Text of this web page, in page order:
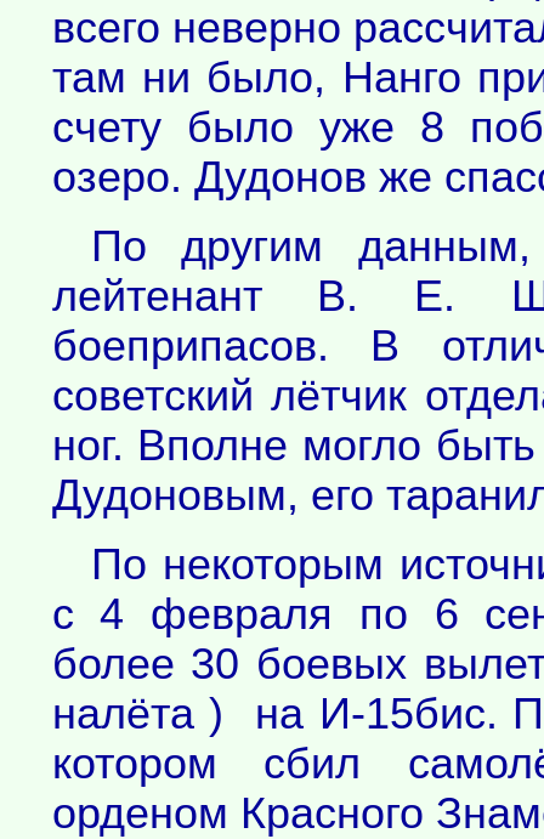
всего неверно
там ни было, Нанго
счету было уже 8
озеро. Дудонов же
По другим
лейтенант В. Е.
боеприпасов. В
советский лётчик
ног. Вполне могло
Дудоновым, его
По некоторым
с 4 февраля по 6
более 30 боевых
налёта ) на И-15бис.
котором сбил
орденом Красного